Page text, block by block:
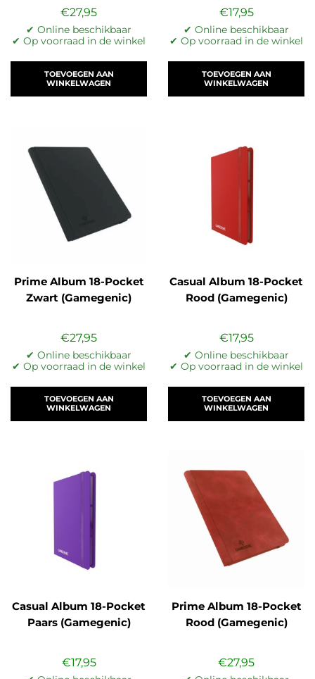
€27,95
✔ Online beschikbaar
✔ Op voorraad in de winkel
TOEVOEGEN AAN
WINKELWAGEN
€17,95
✔ Online beschikbaar
✔ Op voorraad in de winkel
TOEVOEGEN AAN
WINKELWAGEN
Prime Album 18-Pocket
Zwart (Gamegenic)
€27,95
✔ Online beschikbaar
✔ Op voorraad in de winkel
TOEVOEGEN AAN
WINKELWAGEN
Casual Album 18-Pocket
Rood (Gamegenic)
€17,95
✔ Online beschikbaar
✔ Op voorraad in de winkel
TOEVOEGEN AAN
WINKELWAGEN
Casual Album 18-Pocket
Paars (Gamegenic)
€17,95
Prime Album 18-Pocket
Rood (Gamegenic)
€27,95